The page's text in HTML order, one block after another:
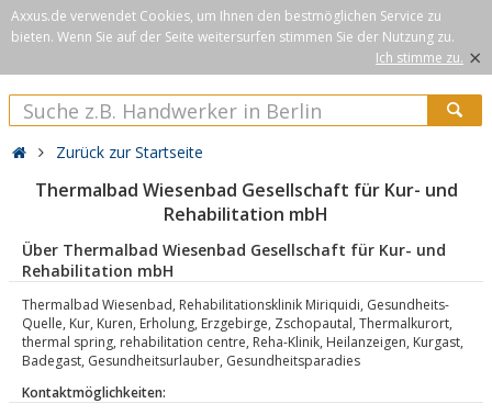
Axxus.de verwendet Cookies, um Ihnen den bestmöglichen Service zu
bieten. Wenn Sie auf der Seite weitersurfen stimmen Sie der Nutzung zu.
Ich stimme zu. ×
Zurück zur Startseite
Thermalbad Wiesenbad Gesellschaft für Kur- und
Rehabilitation mbH
Über Thermalbad Wiesenbad Gesellschaft für Kur- und
Rehabilitation mbH
Thermalbad Wiesenbad, Rehabilitationsklinik Miriquidi, Gesundheits-
Quelle, Kur, Kuren, Erholung, Erzgebirge, Zschopautal, Thermalkurort,
thermal spring, rehabilitation centre, Reha-Klinik, Heilanzeigen, Kurgast,
Badegast, Gesundheitsurlauber, Gesundheitsparadies
Kontaktmöglichkeiten: